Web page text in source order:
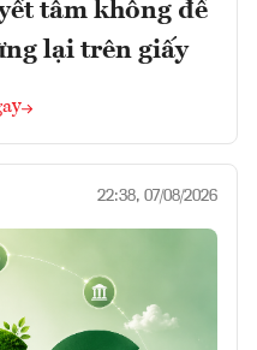
tâm không để
lại trên giấy
22:38, 07/08/2026